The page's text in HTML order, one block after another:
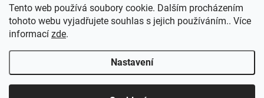
Tento web používá soubory cookie. Dalším procházením
tohoto webu vyjadřujete souhlas s jejich používáním.. Více
informací zde.
Nastavení
jezek_sport_np/
Copyright 2026Ježek sport s.r.o.. Všechna práva vyhrazena.Upravit
nastavení cookies